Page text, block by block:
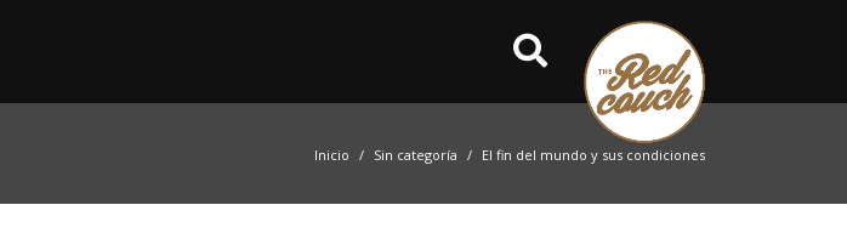
Inicio Sin categoría El fin del mundo y sus condiciones